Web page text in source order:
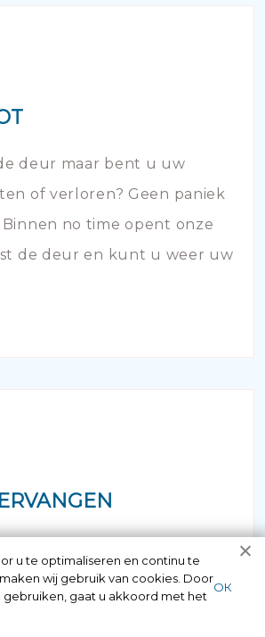
deur maar bent u uw
of verloren? Geen paniek
Binnen no time opent onze
de deur en kunt u weer uw
is? Bij veroudering van de
woning of bedrijfspand is het
u te optimaliseren en continu te
wij gebruik van cookies. Door
gaat u akkoord met het
ОК